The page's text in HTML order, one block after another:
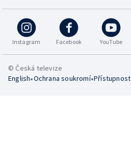
Instagram Facebook YouTube
© Česká televize
English•Ochrana soukromí•Přístupnost